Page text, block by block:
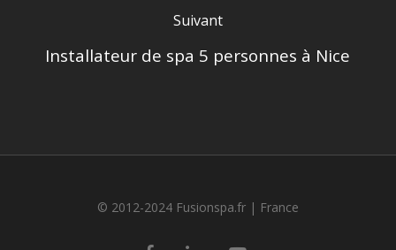
Suivant
Installateur de spa 5 personnes à Nice
© 2012-2024 Fusionspa.fr | France